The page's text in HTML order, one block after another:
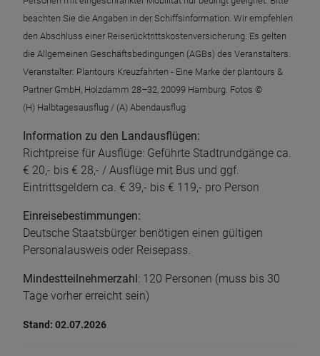
beachten Sie die Angaben in der Schiffsinformation. Wir empfehlen
den Abschluss einer Reiserücktrittskostenversicherung. Es gelten
die Allgemeinen Geschäftsbedingungen (AGBs) des Veranstalters.
Veranstalter: Plantours Kreuzfahrten - Eine Marke der plantours &
Partner GmbH, Holzdamm 28–32, 20099 Hamburg. Fotos ©
(H) Halbtagesausflug / (A) Abendausflug
Information zu den Landausflügen:
Richtpreise für Ausflüge: Geführte Stadtrundgänge ca.
€ 20,- bis € 28,- / Ausflüge mit Bus und ggf.
Eintrittsgeldern ca. € 39,- bis € 119,- pro Person
Einreisebestimmungen:
Deutsche Staatsbürger benötigen einen gültigen
Personalausweis oder Reisepass.
Mindestteilnehmerzahl : 120 Personen (muss bis 30
Tage vorher erreicht sein)
Stand: 02.07.2026